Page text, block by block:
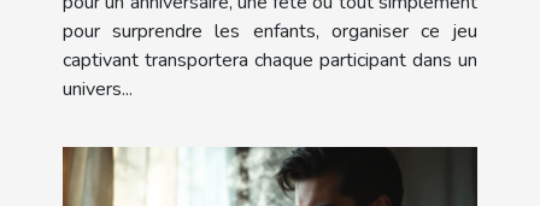
pour surprendre les enfants, organiser ce jeu
captivant transportera chaque participant dans un
univers...